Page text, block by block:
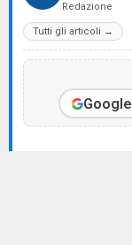
Redazione
Tutti gli articoli →
Google